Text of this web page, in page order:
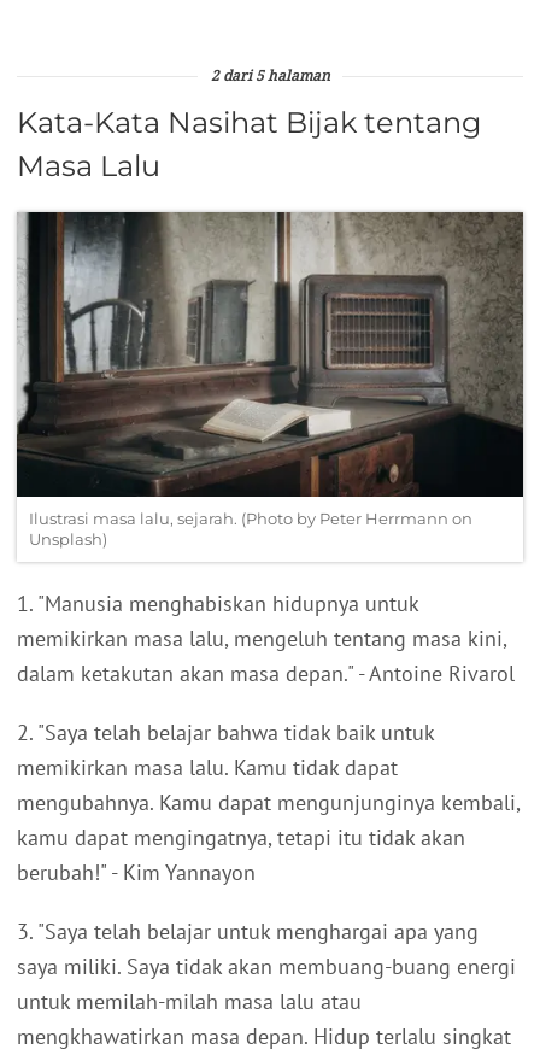
2 dari 5 halaman
Kata-Kata Nasihat Bijak tentang
Masa Lalu
Ilustrasi masa lalu, sejarah. (Photo by Peter Herrmann on
Unsplash)
1. "Manusia menghabiskan hidupnya untuk
memikirkan masa lalu, mengeluh tentang masa kini,
dalam ketakutan akan masa depan." - Antoine Rivarol
2. "Saya telah belajar bahwa tidak baik untuk
memikirkan masa lalu. Kamu tidak dapat
mengubahnya. Kamu dapat mengunjunginya kembali,
kamu dapat mengingatnya, tetapi itu tidak akan
berubah!" - Kim Yannayon
3. "Saya telah belajar untuk menghargai apa yang
saya miliki. Saya tidak akan membuang-buang energi
untuk memilah-milah masa lalu atau
mengkhawatirkan masa depan. Hidup terlalu singkat